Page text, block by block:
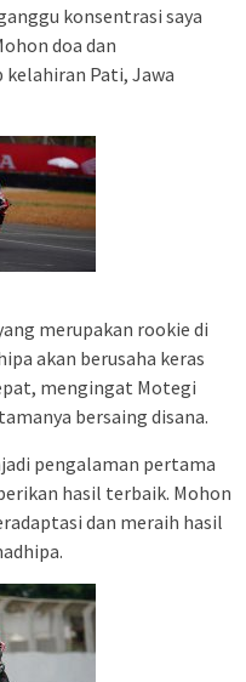
konsentrasi saya
doa dan
kelahiran Pati, Jawa
merupakan rookie di
akan berusaha keras
mengingat Motegi
bersaing disana.
pengalaman pertama
hasil terbaik. Mohon
dan meraih hasil